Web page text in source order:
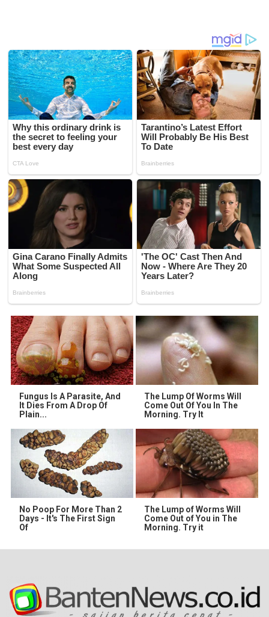
Fungus Is A Parasite, And
It Dies From A Drop Of
Plain...
The Lump Of Worms Will
Come Out Of You In The
Morning. Try It
No Poop For More Than 2
Days - It's The First Sign
Of
The Lump of Worms Will
Come Out of You in The
Morning. Try it